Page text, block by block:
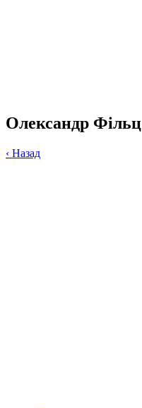
Олександр Фільц
‹ Назад